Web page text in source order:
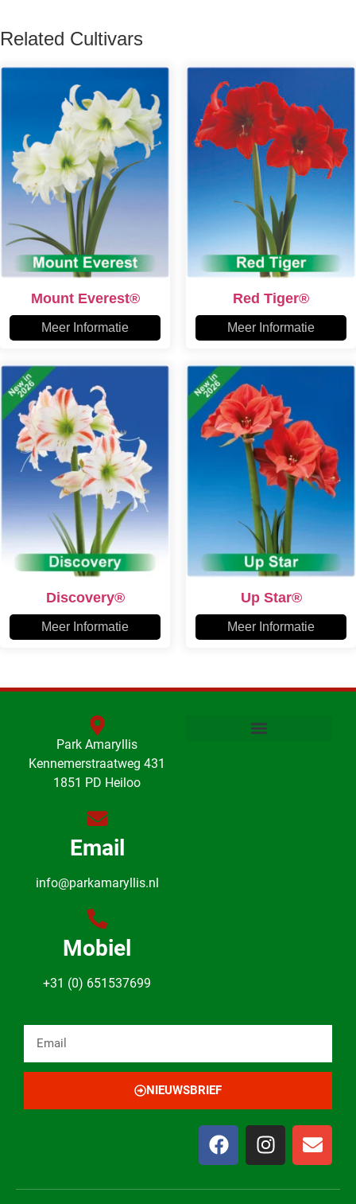
Related Cultivars
Mount Everest®
Meer Informatie
Red Tiger®
Meer Informatie
Discovery®
Meer Informatie
Up Star®
Meer Informatie
Park Amaryllis
Kennemerstraatweg 431
1851 PD Heiloo
Email
info@parkamaryllis.nl
Mobiel
+31 (0) 651537699
NIEUWSBRIEF